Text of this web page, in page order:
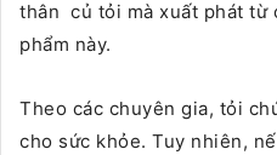
thân củ tỏi mà xuất phát từ
phẩm này.
Theo các chuyên gia, tỏi
cho sức khỏe. Tuy nhiên,